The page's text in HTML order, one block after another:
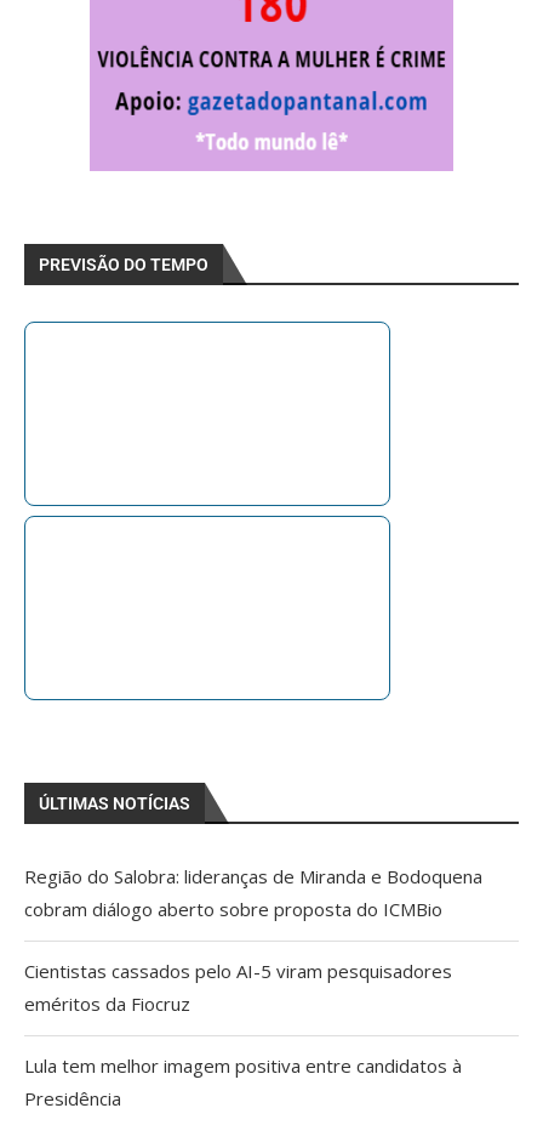
PREVISÃO DO TEMPO
ÚLTIMAS NOTÍCIAS
Região do Salobra: lideranças de Miranda e Bodoquena
cobram diálogo aberto sobre proposta do ICMBio
Cientistas cassados pelo AI-5 viram pesquisadores
eméritos da Fiocruz
Lula tem melhor imagem positiva entre candidatos à
Presidência